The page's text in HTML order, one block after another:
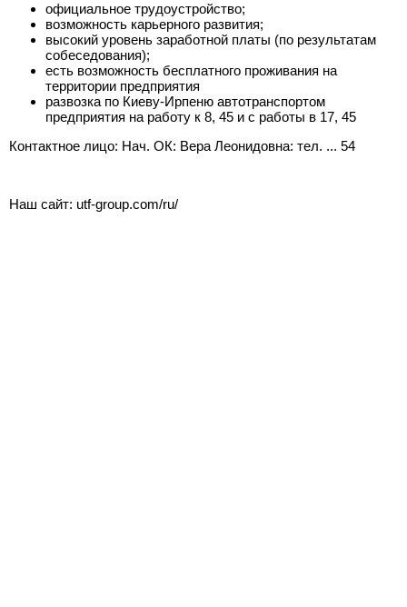
официальное трудоустройство;
возможность карьерного развития;
высокий уровень заработной платы (по результатам
собеседования);
есть возможность бесплатного проживания на
территории предприятия
развозка по Киеву-Ирпеню автотранспортом
предприятия на работу к 8, 45 и с работы в 17, 45
Контактное лицо: Нач. ОК: Вера Леонидовна: тел. ... 54
Наш сайт: utf-group.com/ru/